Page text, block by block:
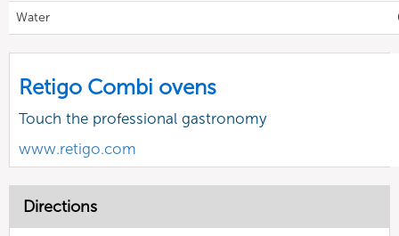
Water
Retigo Combi ovens
Touch the professional gastronomy
www.retigo.com
Directions